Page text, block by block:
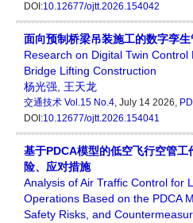
DOI:10.12677/ojtt.2026.154042
面向预制桥梁吊装施工的数字孪
Research on Digital Twin
Bridge Lifting Construction
杨光强, 王天龙
交通技术 Vol.15 No.4, July 14 2026,
DOI:10.12677/ojtt.2026.154041
基于PDCA模型的低空飞行空管
险、应对措施
Analysis of Air Traffic Control for
Operations Based on the PDCA
Safety Risks, and